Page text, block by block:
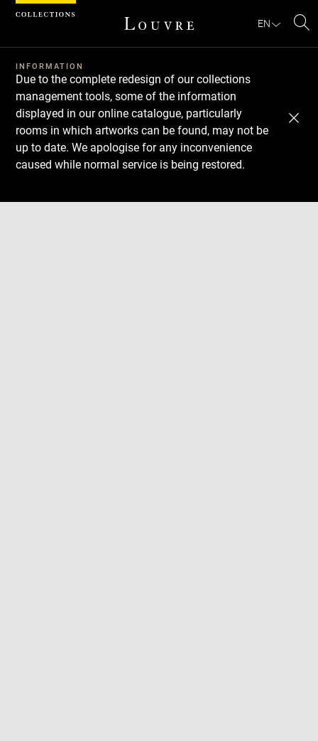
EN
INFORMATION
Due to the complete redesign of our collections
management tools, some of the information
displayed in our online catalogue, particularly
rooms in which artworks can be found, may not be
up to date. We apologise for any inconvenience
caused while normal service is being restored.
Download
Next
Previous
Cookies management panel